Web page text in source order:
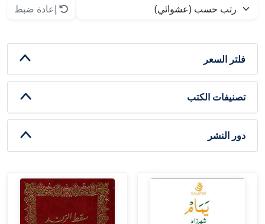
إعادة ضبط
فلتر السعر
تصنيفات الكتب
دور النشر